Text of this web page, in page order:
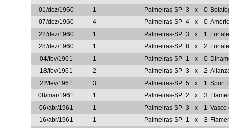
01/dez/1960
1 Palmeiras-SP 3 x 0
07/dez/1960
4 Palmeiras-SP 4 x 0
22/dez/1960
1 Palmeiras-SP 3 x 1
28/dez/1960
1 Palmeiras-SP 8 x 2
04/fev/1961
1 Palmeiras-SP 1 x 0
18/fev/1961
2 Palmeiras-SP 3 x 2
22/fev/1961
3 Palmeiras-SP 5 x 1 Sport
08/mar/1961
1 Palmeiras-SP 2 x 3
06/abr/1961
1 Palmeiras-SP 3 x 1 Vasco
16/abr/1961
1 Palmeiras-SP 1 x 3